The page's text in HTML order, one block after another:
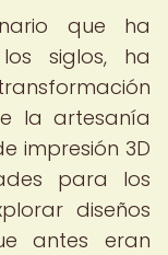
que ha
siglos, ha
la artesanía
impresión 3D
para los
diseños
antes eran